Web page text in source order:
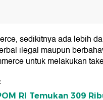
sedikitnya ada lebih
ilegal maupun
untuk melakukan
RI Temukan 309